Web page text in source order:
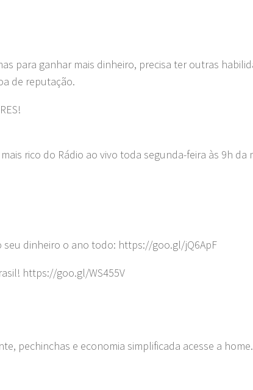
para ganhar mais dinheiro, precisa ter outras
de reputação.
rico do Rádio ao vivo toda segunda-feira às 9h da
seu dinheiro o ano todo: https://goo.gl/jQ6ApF
https://goo.gl/WS455V
pechinchas e economia simplificada acesse a home.